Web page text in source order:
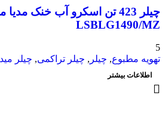
چیلر 423 تن اسکرو آب خنک
LSBLG1490/MZ
5
تهویه مطبوع, چیلر , چیلر تراکمی, چیلر
اطلاعات بیشتر